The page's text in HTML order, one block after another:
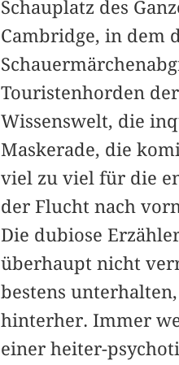
Schauplatz des
Cambridge, in dem
Touristenhorden
Wissenswelt, die
Maskerade, die
viel zu viel für die
der Flucht nach
Die dubiose
überhaupt nicht
bestens
hinterher. Immer
einer heiter-